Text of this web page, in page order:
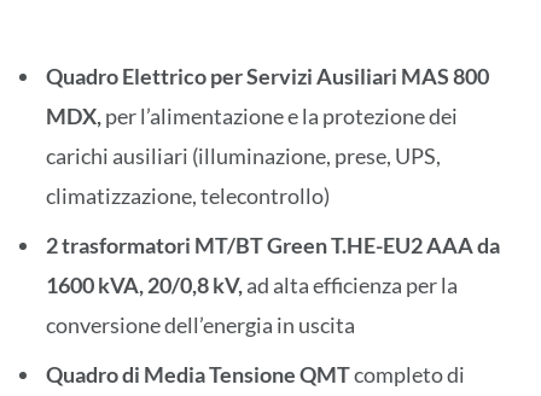
Quadro Elettrico per Servizi Ausiliari MAS 800
MDX,per l’alimentazione e la protezione dei
carichi ausiliari (illuminazione, prese, UPS,
climatizzazione, telecontrollo)
2 trasformatori MT/BT Green T.HE-EU2 AAA da
1600 kVA, 20/0,8 kV,ad alta efficienza per la
conversione dell’energia in uscita
Quadro di Media Tensione QMTcompleto di